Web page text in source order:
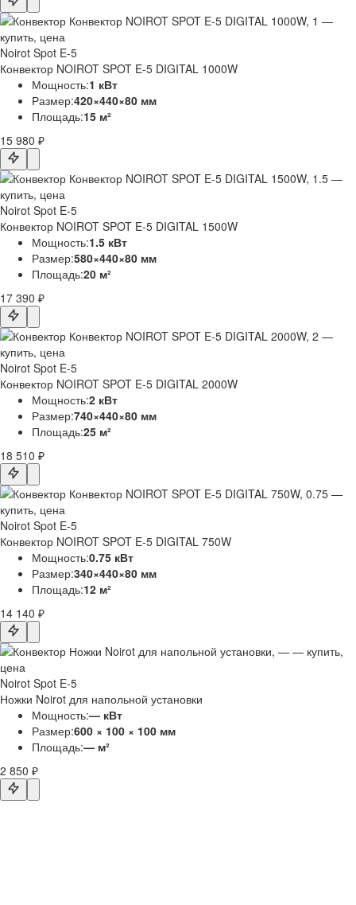
Noirot Spot E-5
Конвектор NOIROT SPOT E-5 DIGITAL 1000W
Мощность:1 кВт
Размер:420×440×80 мм
Площадь:15 м²
15 980 ₽
Noirot Spot E-5
Конвектор NOIROT SPOT E-5 DIGITAL 1500W
Мощность:1.5 кВт
Размер:580×440×80 мм
Площадь:20 м²
17 390 ₽
Noirot Spot E-5
Конвектор NOIROT SPOT E-5 DIGITAL 2000W
Мощность:2 кВт
Размер:740×440×80 мм
Площадь:25 м²
18 510 ₽
Noirot Spot E-5
Конвектор NOIROT SPOT E-5 DIGITAL 750W
Мощность:0.75 кВт
Размер:340×440×80 мм
Площадь:12 м²
14 140 ₽
Noirot Spot E-5
Ножки Noirot для напольной установки
Мощность:— кВт
Размер:600 × 100 × 100 мм
Площадь:— м²
2 850 ₽